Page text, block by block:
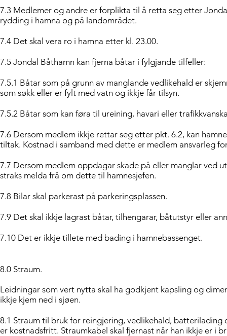
7.3 Medlemer og andre er forplikta til å retta seg etter
rydding i hamna og på landområdet.
7.4 Det skal vera ro i hamna etter kl. 23.00.
7.5 Jondal Båthamn kan fjerna båtar i fylgjande tilfeller:
7.5.1 Båtar som på grunn av manglande vedlikehald er
som søkk eller er fylt med vatn og ikkje får tilsyn.
7.5.2 Båtar som kan føra til ureining, havari eller
7.6 Dersom medlem ikkje rettar seg etter pkt. 6.2, kan
tiltak. Kostnad i samband med dette er medlem ansvarleg
7.7 Dersom medlem oppdagar skade på eller manglar ved
straks melda frå om dette til hamnesjefen.
7.8 Bilar skal parkerast på parkeringsplassen.
7.9 Det skal ikkje lagrast båtar, tilhengarar, båtutstyr eller
7.10 Det er ikkje tillete med bading i hamnebassenget.
8.0 Straum.
Leidningar som vert nytta skal ha godkjent kapsling og
ikkje kjem ned i sjøen.
8.1 Straum til bruk for reingjering, vedlikehald,
er kostnadsfritt. Straumkabel skal fjernast når han ikkje er i